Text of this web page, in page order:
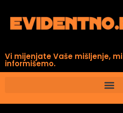
Vi mijenjate Vaše mišljenje,
informišemo.